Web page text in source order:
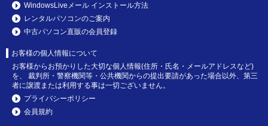
WindowsLiveメール インストール方法
レンタルパソコンのご案内
中古パソコン直販の会員登録
お客様の個人情報について
お客様からお預かりした大切な個人情報(住所・氏名・メールアドレスなど)
を、 裁判所・警察機関等・公共機関からの提出要請があった場合以外、第三
者に譲渡または利用する事は一切ございません。
プライバシーポリシー
会員規約